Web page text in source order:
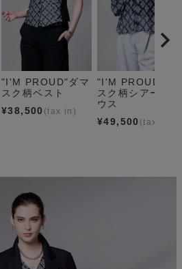
"I'M PROUD"ダマ
スク柄ベスト
¥38,500
"I'M PROUD"ダ
スク柄シアーブラ
ウス
¥49,500